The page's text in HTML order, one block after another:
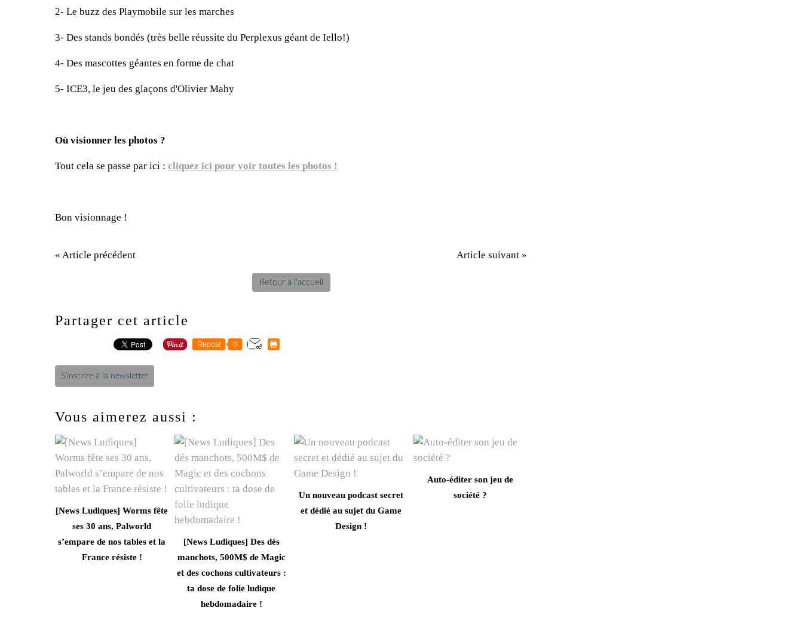
2- Le buzz des Playmobile sur les marches
3- Des stands bondés (très belle réussite du Perplexus géant de Iello!)
4- Des mascottes géantes en forme de chat
5- ICE3, le jeu des glaçons d'Olivier Mahy
Où visionner les photos ?
Tout cela se passe par ici : cliquez ici pour voir toutes les photos !
Bon visionnage !
« Article précédent Article suivant »
Retour à l'accueil
Partager cet article
Repost 0
S'inscrire à la newsletter
Vous aimerez aussi :
[News Ludiques] Worms fête
ses 30 ans, Palworld
s’empare de nos tables et la
France résiste !
[News Ludiques] Des dés
manchots, 500M$ de Magic
et des cochons cultivateurs :
ta dose de folie ludique
hebdomadaire !
Un nouveau podcast secret
et dédié au sujet du Game
Design !
Auto-éditer son jeu de
société ?